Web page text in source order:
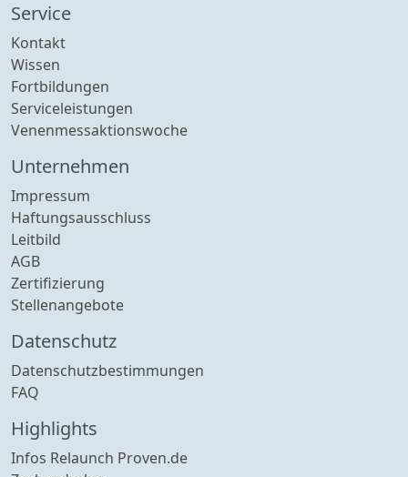
Service
Kontakt
Wissen
Fortbildungen
Serviceleistungen
Venenmessaktionswoche
Unternehmen
Impressum
Haftungsausschluss
Leitbild
AGB
Zertifizierung
Stellenangebote
Datenschutz
Datenschutzbestimmungen
FAQ
Highlights
Infos Relaunch Proven.de